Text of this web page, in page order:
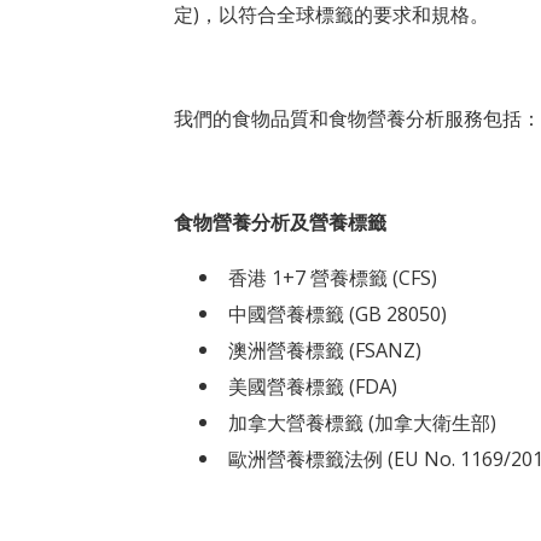
定)，以符合全球標籤的要求和規格。
我們的食物品質和食物營養分析服務包括：
食物營養分析及營養標籤
香港 1+7 營養標籤 (CFS)
中國營養標籤 (GB 28050)
澳洲營養標籤 (FSANZ)
美國營養標籤 (FDA)
加拿大營養標籤 (加拿大衛生部)
歐洲營養標籤法例 (EU No. 1169/